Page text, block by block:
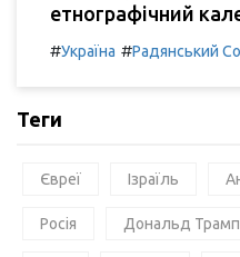
етнографічний
#Україна #Радянський
Теги
Євреї Ізраїль
Росія Дональд Трамп